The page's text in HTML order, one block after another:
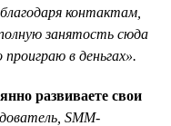
контактам,
занятость сюда
в деньгах».
развиваете свои
SMM-